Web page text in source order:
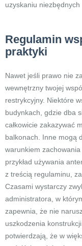
uzyskaniu niezbędnych
Regulamin
praktyki
Nawet jeśli prawo nie
wewnętrzny twojej
restrykcyjny. Niektóre
budynkach, gdzie dba
całkowicie zakazywać
balkonach. Inne mogą
warunkiem
przykład używania
z treścią regulaminu,
Czasami wystarczy
administratora, w
zapewnia, że nie
uszkodzenia
potwierdzają, że w